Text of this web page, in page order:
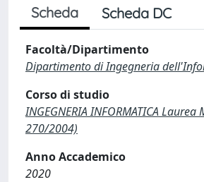
Scheda Scheda DC
Facoltà/Dipartimento
Dipartimento di Ingegneria
Corso di studio
INGEGNERIA INFORMATICA
270/2004)
Anno Accademico
2020